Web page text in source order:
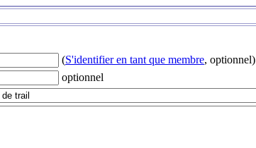
(S'identifier en tant que membre, optionnel)
optionnel